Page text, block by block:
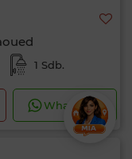
1 Sdb.
WhatsApp